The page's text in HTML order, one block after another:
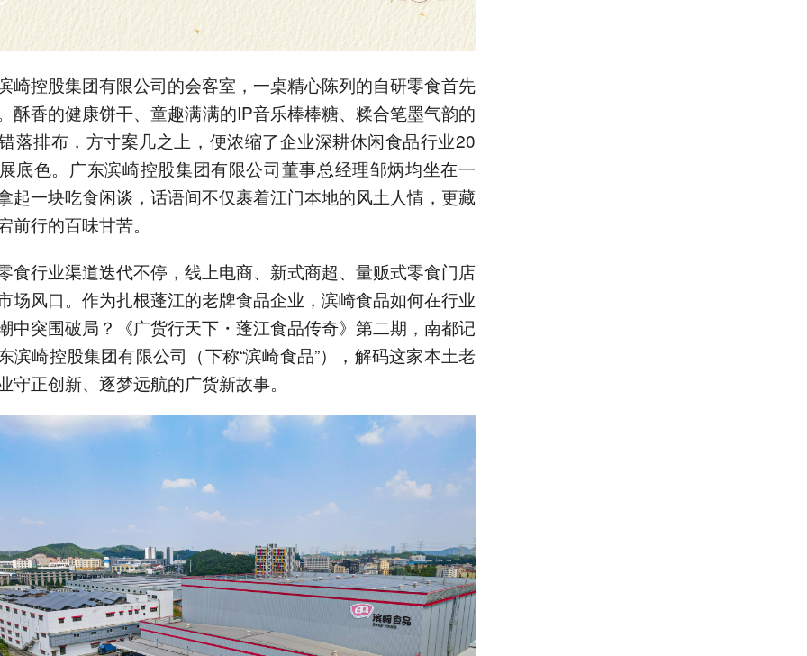
崎控股集团有限公司的会客室，一桌精心陈列的自研零食首先
酥香的健康饼干、童趣满满的IP音乐棒棒糖、糅合笔墨气韵的
落排布，方寸案几之上，便浓缩了企业深耕休闲食品行业20
底色。广东滨崎控股集团有限公司董事总经理邹炳均坐在一
起一块吃食闲谈，话语间不仅裹着江门本地的风土人情，更藏
前行的百味甘苦。
食行业渠道迭代不停，线上电商、新式商超、量贩式零食门店
场风口。作为扎根蓬江的老牌食品企业，滨崎食品如何在行业
中突围破局？《广货行天下・蓬江食品传奇》第二期，南都记
滨崎控股集团有限公司（下称“滨崎食品”），解码这家本土老
守正创新、逐梦远航的广货新故事。